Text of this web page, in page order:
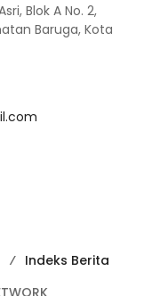
Blok A No. 2,
Baruga, Kota
Indeks Berita